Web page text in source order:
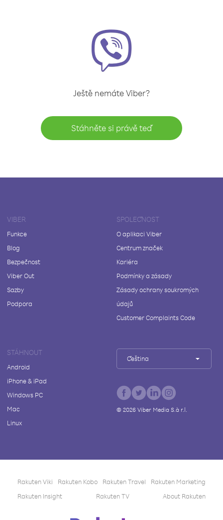
Ještě nemáte Viber?
Stáhněte si právě teď
VIBER
Funkce
Blog
Bezpečnost
Viber Out
Sazby
Podpora
SPOLEČNOST
O aplikaci Viber
Centrum značek
Kariéra
Podmínky a zásady
Zásady ochrany soukromých
údajů
Customer Complaints Code
STÁHNOUT
Android
iPhone & iPad
Windows PC
Mac
Linux
Čeština
© 2026Viber Media S.à r.l.
Rakuten Viki Rakuten Kobo Rakuten Travel
Rakuten Marketing
Rakuten Insight
Rakuten TV About Rakuten